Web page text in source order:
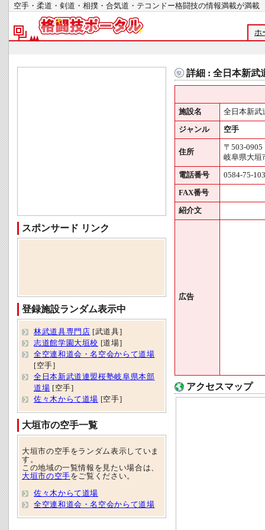
空手・柔道・剣道・相撲・合気道・テコンドー格闘技の情報満載が
ホ
詳細 : 全日本新武
施設名 全日本新武
ジャンル 空手
住所
〒503-0905
岐阜県大垣
電話番号 0584-75-
FAX番号
紹介文
広告
アクセスマップ
スポンサード リンク
登録施設ランダム表示中
林武道具専門店 [武道具]
志道館学園大垣校 [道場]
全空連和道会・名空会からて道場
[空手]
全日本新武道連盟桜塾岐阜県本部
道場 [空手]
佐々木からて道場 [空手]
大垣市の空手一覧
大垣市の空手をランダム表示していま
す。
この地域の一覧情報を見たい場合は、
大垣市の空手をご覧ください。
佐々木からて道場
全空連和道会・名空会からて道場